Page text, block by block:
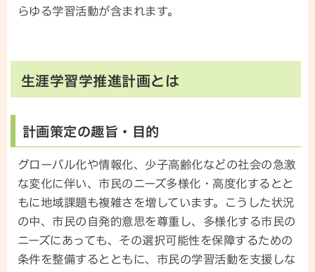
らゆる学習活動が含まれます。
生涯学習学推進計画とは
計画策定の趣旨・目的
グローバル化や情報化、少子高齢化などの社会の急激
な変化に伴い、市民のニーズ多様化・高度化するとと
もに地域課題も複雑さを増しています。こうした状況
の中、市民の自発的意思を尊重し、多様化する市民の
ニーズにあっても、その選択可能性を保障するための
条件を整備するとともに、市民の学習活動を支援しな